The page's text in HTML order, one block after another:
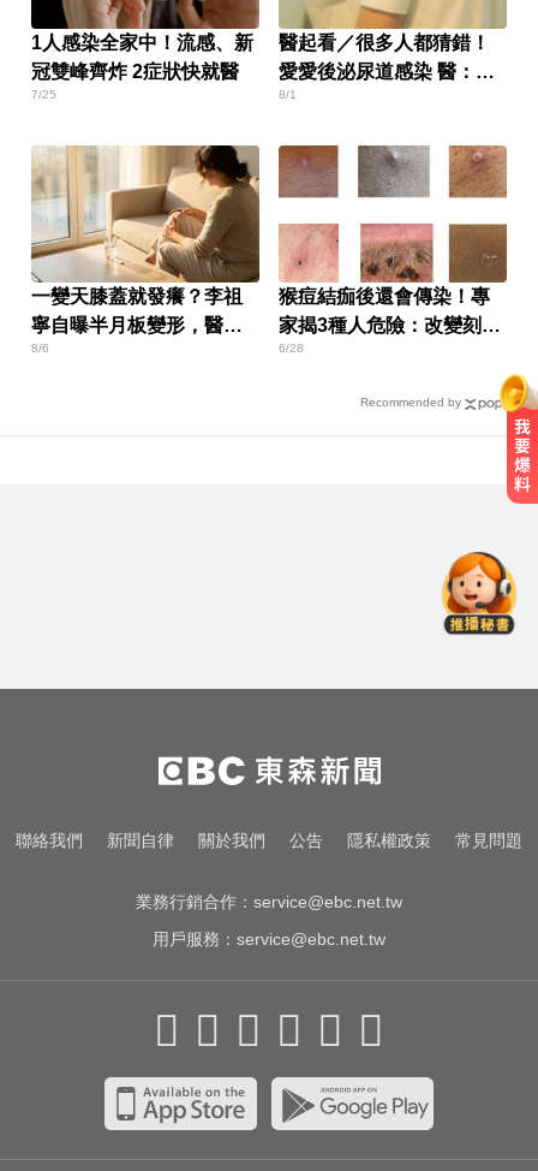
1人感染全家中！流感、新
冠雙峰齊炸 2症狀快就醫
7/25
醫起看／很多人都猜錯！
愛愛後泌尿道感染 醫：不
是男生太髒
8/1
一變天膝蓋就發癢？李祖
寧自曝半月板變形，醫揭
保骨與增肌兩大救星！
8/6
猴痘結痂後還會傳染！專
家揭3種人危險：改變刻板
印象
6/28
Recommended by
足協報公帳被抓包
愛玩車／北極星新車 275匹馬力媲
美性能房車
錯過「末班車」留宿男網友家！ 她
聯絡我們 新聞自律 關於我們 公告 隱私權政策 常見問題
業務行銷合作： service@ebc.net.tw
用戶服務： service@ebc.net.tw